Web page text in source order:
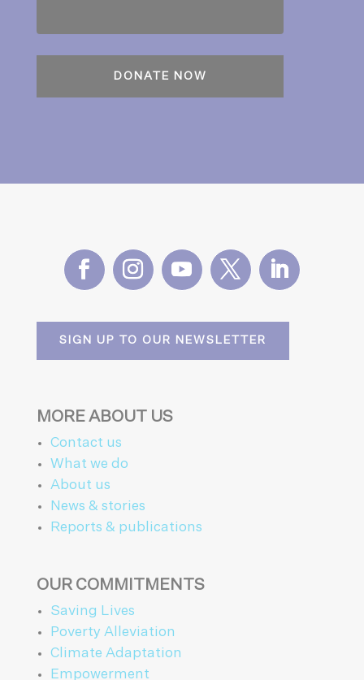
SIGN UP TO OUR NEWSLETTER
MORE ABOUT US
Contact us
What we do
About us
News & stories
Reports & publications
OUR COMMITMENTS
Saving Lives
Poverty Alleviation
Climate Adaptation
Empowerment